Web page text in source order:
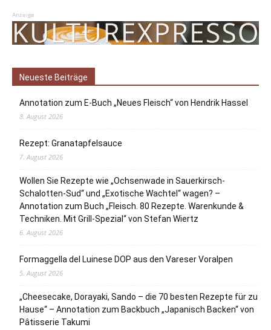
Anzeige
Neueste Beiträge
Annotation zum E-Buch „Neues Fleisch“ von Hendrik Hassel
8. August 2026
Rezept: Granatapfelsauce
7. August 2026
Wollen Sie Rezepte wie „Ochsenwade in Sauerkirsch-
Schalotten-Sud“ und „Exotische Wachtel“ wagen? –
Annotation zum Buch „Fleisch. 80 Rezepte. Warenkunde &
Techniken. Mit Grill-Spezial“ von Stefan Wiertz
6. August 2026
Formaggella del Luinese DOP aus den Vareser Voralpen
5. August 2026
„Cheesecake, Dorayaki, Sando – die 70 besten Rezepte für zu
Hause“ – Annotation zum Backbuch „Japanisch Backen“ von
Pâtisserie Takumi